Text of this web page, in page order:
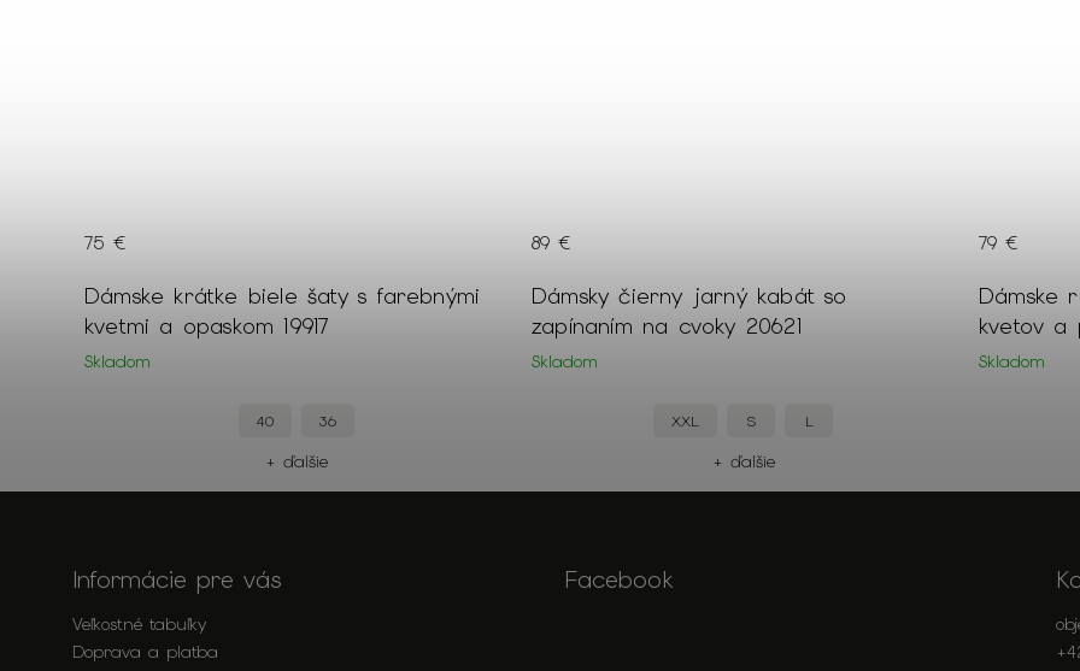
Dámske krátke biele šaty s farebnými
kvetmi a opaskom 19917
Skladom
75 €
40 36
+ ďalšie
Dámsky čierny jarný kabát so
zapínaním na cvoky 20621
Skladom
89 €
XXL S L
+ ďalšie
Dámske
kvetov a
Skladom
79 €
Informácie pre vás
Veľkostné tabuľky
Doprava a platba
Facebook